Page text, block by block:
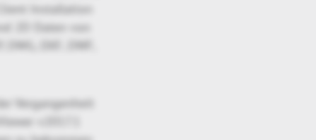
Installation
2D Daten von
DXF, DWF,
Vergangenheit
v2017.1